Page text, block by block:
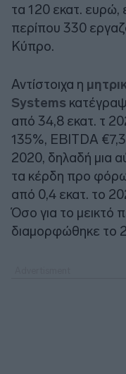
τα 120 εκατ. ευρώ,
περίπου 330
Κύπρο.
Αντίστοιχα η
Systems
από 34,8 εκατ. τ
135%, EBITDA €7,3
2020, δηλαδή μια
τα κέρδη προ
από 0,4 εκατ. το
Όσο για το μεικτό
διαμορφώθηκε το